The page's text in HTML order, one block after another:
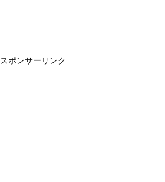
スポンサーリンク